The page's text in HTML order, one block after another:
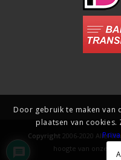
Copyright2006-2020
hoogte van onze
Door gebruik te maken van
plaatsen van